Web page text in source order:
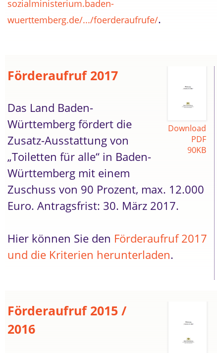
sozialministerium.baden-
wuerttemberg.de/.../foerderaufrufe/.
Download
PDF
90KB
Förderaufruf 2017
Das Land Baden-
Württemberg fördert die
Zusatz-Ausstattung von
„Toiletten für alle“ in Baden-
Württemberg mit einem
Zuschuss von 90 Prozent, max. 12.000
Euro. Antragsfrist: 30. März 2017.
Hier können Sie den Förderaufruf 2017
und die Kriterien herunterladen.
Förderaufruf 2015 /
2016